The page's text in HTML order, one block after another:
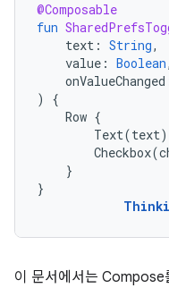
@Composable
fun
text : String,
value : Boolean,
onValueChanged
)
{
Row {
Text(text)
Checkbox(
}
}
이 문서에서는 Compose